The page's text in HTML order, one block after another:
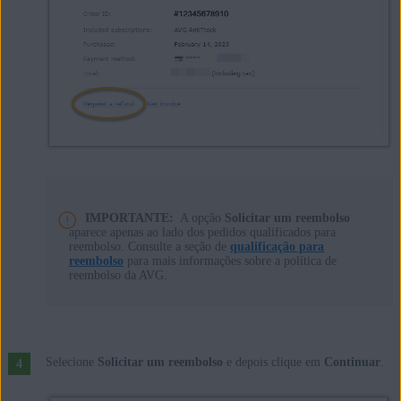
IMPORTANTE: A opção Solicitar um reembolso
aparece apenas ao lado dos pedidos qualificados para
reembolso. Consulte a seção de qualificação para
reembolso para mais informações sobre a política de
reembolso da AVG.
Selecione Solicitar um reembolso e depois clique em Continuar.